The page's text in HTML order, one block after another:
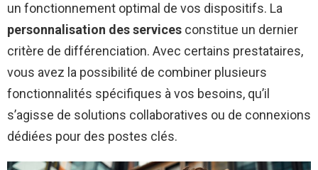
un fonctionnement optimal de vos dispositifs. La
personnalisation des services constitue un dernier
critère de différenciation. Avec certains prestataires,
vous avez la possibilité de combiner plusieurs
fonctionnalités spécifiques à vos besoins, qu’il
s’agisse de solutions collaboratives ou de connexions
dédiées pour des postes clés.